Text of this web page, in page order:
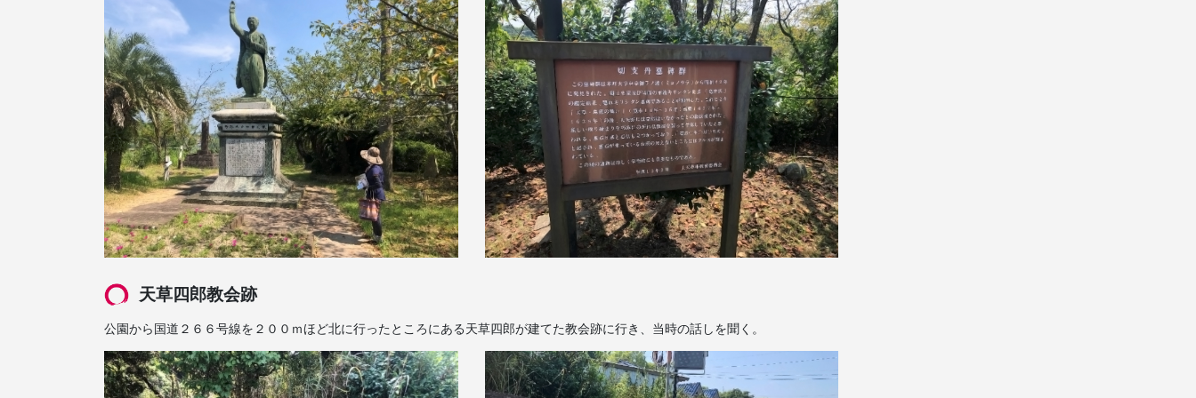
天草四郎教会跡
公園から国道２６６号線を２００ｍほど北に行ったところにある天草四郎が建てた教会跡に行き、当時の話しを聞く。